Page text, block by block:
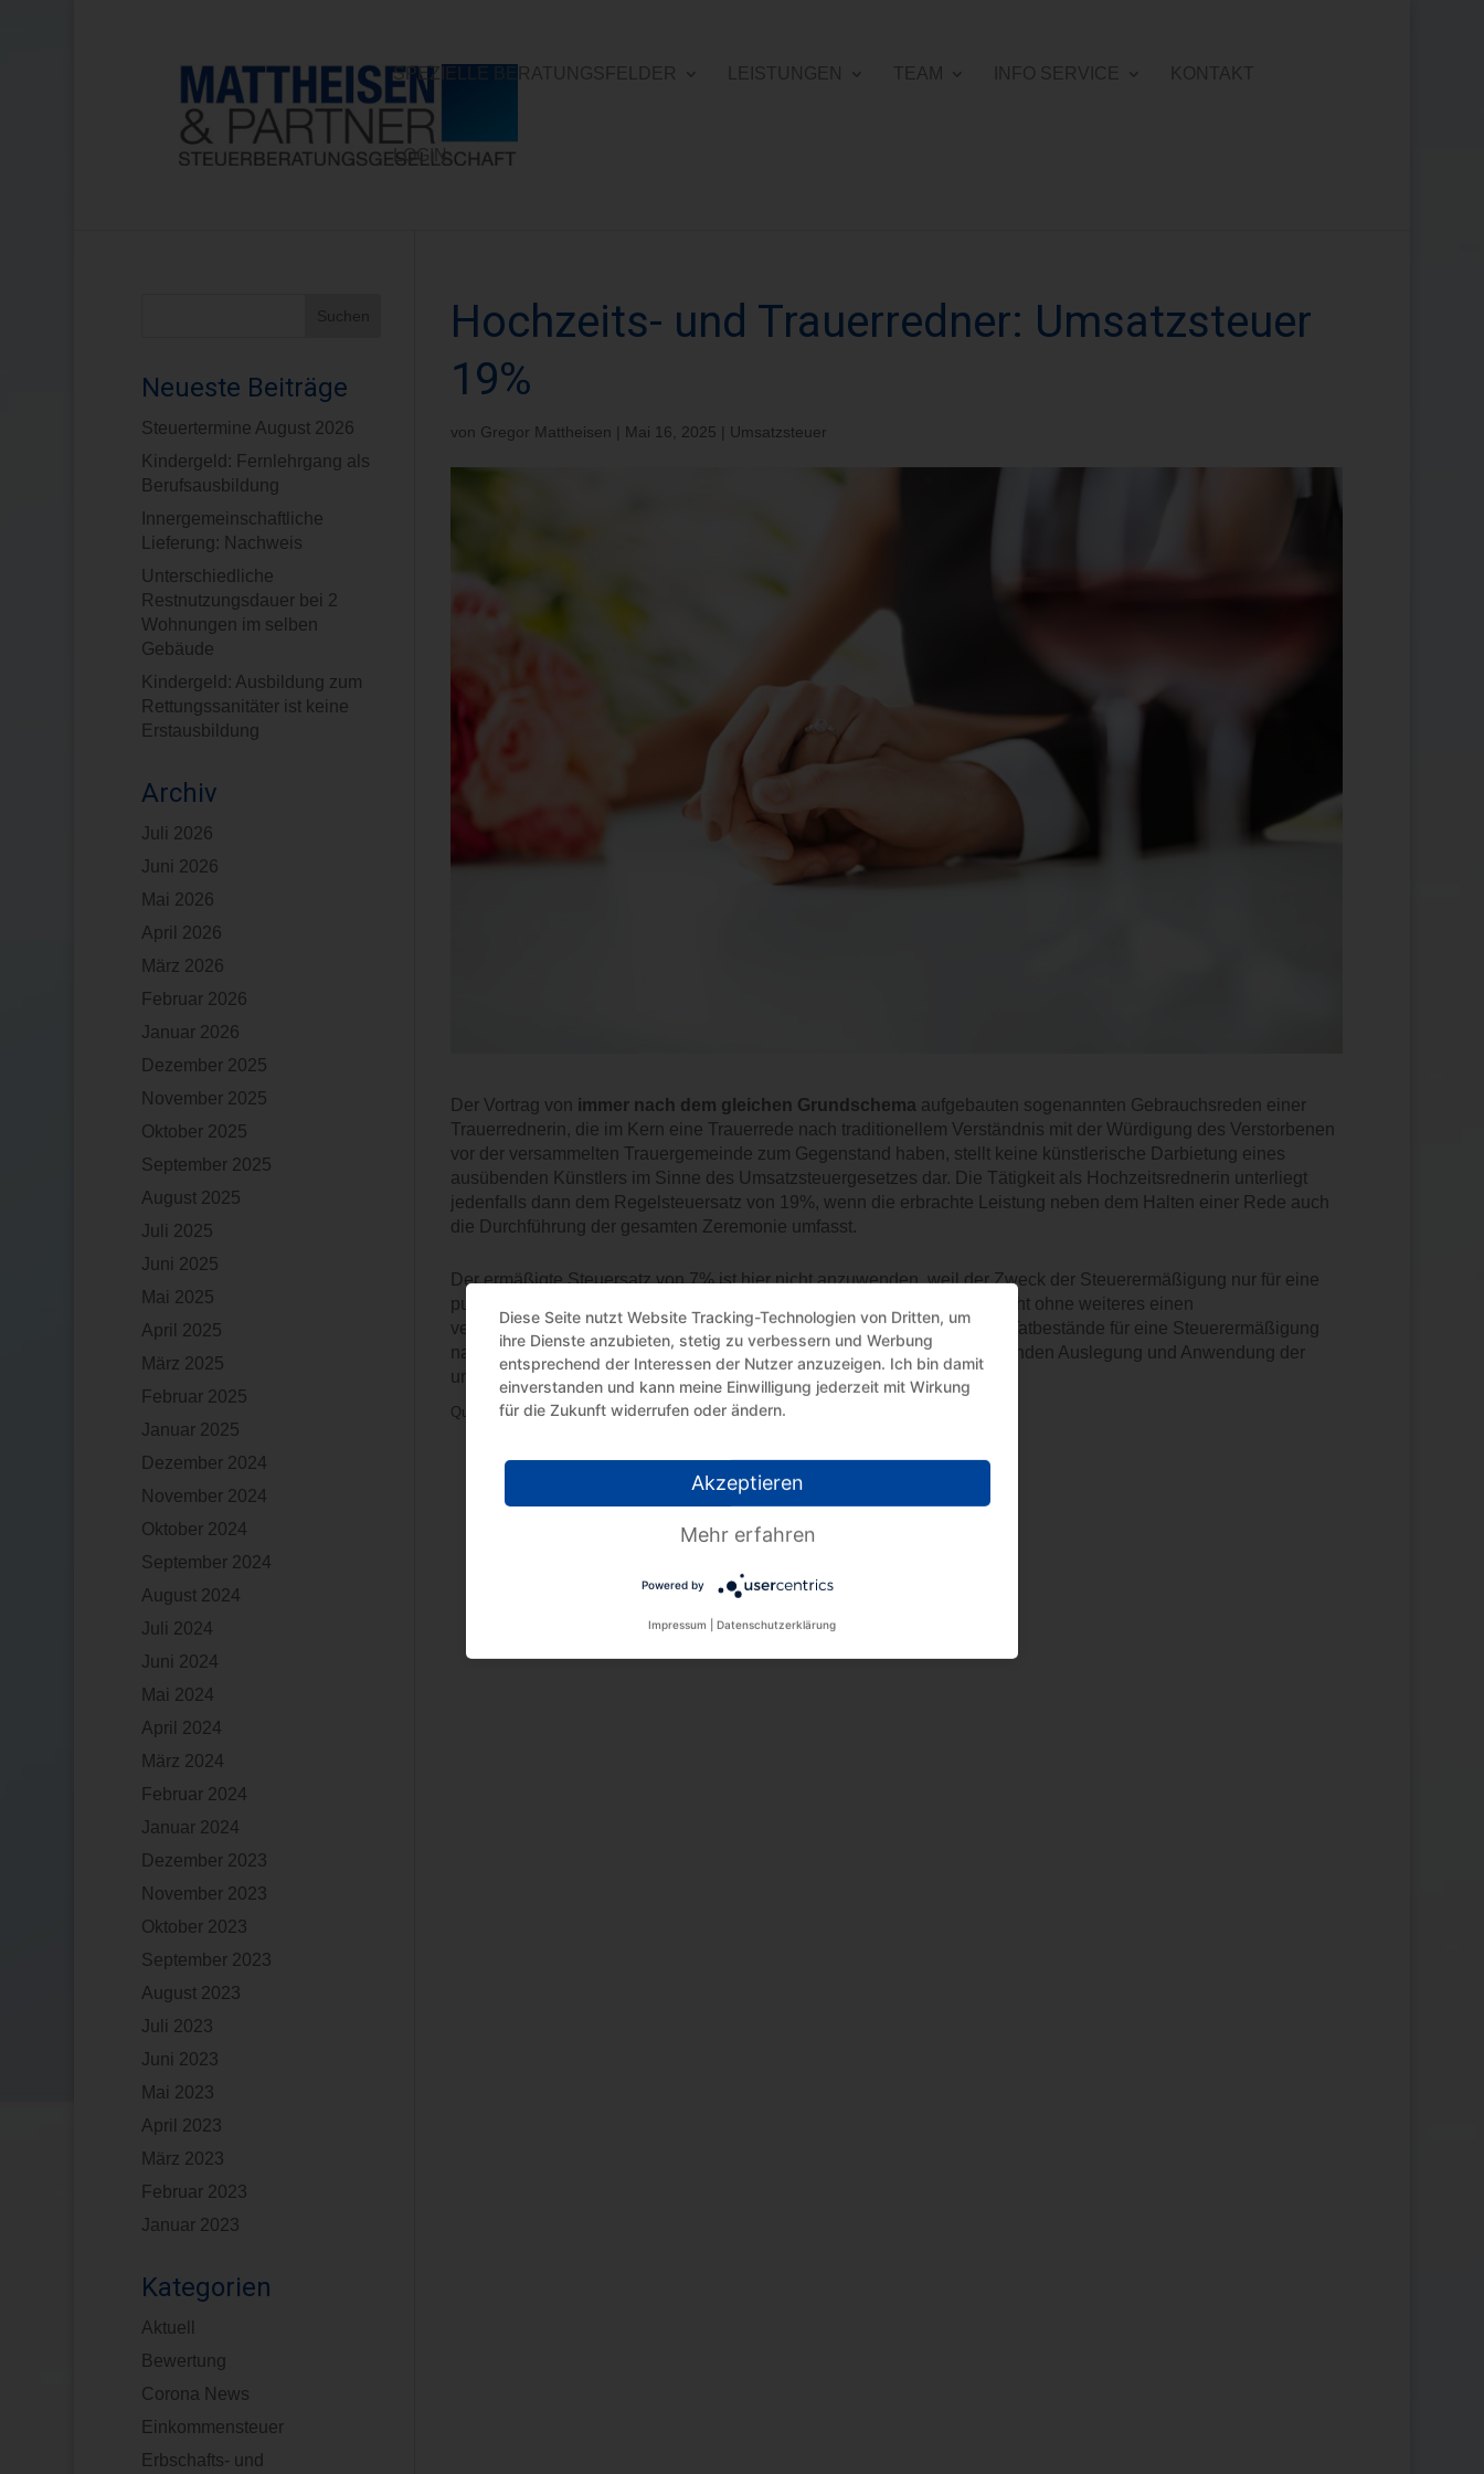
SPEZIELLE BERATUNGSFELDER LEISTUNGEN TEAM INFO SERVICE KONTAKT
LOGIN
Hochzeits- und Trauerredner: Umsatzsteuer
19%
von Gregor Mattheisen Mai 16, 2025 Umsatzsteuer
Der Vortrag von immer nach dem gleichen Grundschema aufgebauten sogenannten Gebrauchsreden einer
Trauerrednerin, die im Kern eine Trauerrede nach traditionellem Verständnis mit der Würdigung des Verstorbenen
vor der versammelten Trauergemeinde zum Gegenstand haben, stellt keine künstlerische Darbietung eines
ausübenden Künstlers im Sinne des Umsatzsteuergesetzes dar. Die Tätigkeit als Hochzeitsrednerin unterliegt
jedenfalls dann dem Regelsteuersatz von 19%, wenn die erbrachte Leistung neben dem Halten einer Rede auch
die Durchführung der gesamten Zeremonie umfasst.
Der ermäßigte Steuersatz von 7% ist hier nicht anzuwenden, weil der Zweck der Steuerermäßigung nur für eine
punktuelle staatliche Kulturförderung gilt. Die Kunstfreiheit begründet nicht ohne weiteres einen
verfassungsrechtlich garantierten Anspruch auf Steuerermäßigung. Die Tatbestände für eine Steuerermäßigung
nach dem Umsatzsteuergesetz finden ihre Grenzen, bei der einschränkenden Auslegung und Anwendung der
unionsrechtlichen Vorgaben.
Quelle:Finanzgerichte | Urteil | FG Düsseldorf, 1 K 1459/22 U | 26-09-2024
Neueste Beiträge
Steuertermine August 2026
Kindergeld: Fernlehrgang als
Berufsausbildung
Innergemeinschaftliche
Lieferung: Nachweis
Unterschiedliche
Restnutzungsdauer bei 2
Wohnungen im selben
Gebäude
Kindergeld: Ausbildung zum
Rettungssanitäter ist keine
Erstausbildung
Archiv
Juli 2026
Juni 2026
Mai 2026
April 2026
März 2026
Februar 2026
Januar 2026
Dezember 2025
November 2025
Oktober 2025
September 2025
August 2025
Juli 2025
Juni 2025
Mai 2025
April 2025
März 2025
Februar 2025
Januar 2025
Dezember 2024
November 2024
Oktober 2024
September 2024
August 2024
Juli 2024
Juni 2024
Mai 2024
April 2024
März 2024
Februar 2024
Januar 2024
Dezember 2023
November 2023
Oktober 2023
September 2023
August 2023
Juli 2023
Juni 2023
Mai 2023
April 2023
März 2023
Februar 2023
Januar 2023
Kategorien
Aktuell
Bewertung
Corona News
Einkommensteuer
Erbschafts- und
Diese Seite nutzt Website Tracking-Technologien von Dritten, um
ihre Dienste anzubieten, stetig zu verbessern und Werbung
entsprechend der Interessen der Nutzer anzuzeigen. Ich bin damit
einverstanden und kann meine Einwilligung jederzeit mit Wirkung
für die Zukunft widerrufen oder ändern.
Akzeptieren
Mehr erfahren
Powered by
Impressum Datenschutzerklärung